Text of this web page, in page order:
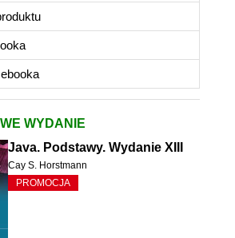
ebooka
WYDANIE
Java. Podstawy. Wydanie XIII
Cay S. Horstmann
PROMOCJA